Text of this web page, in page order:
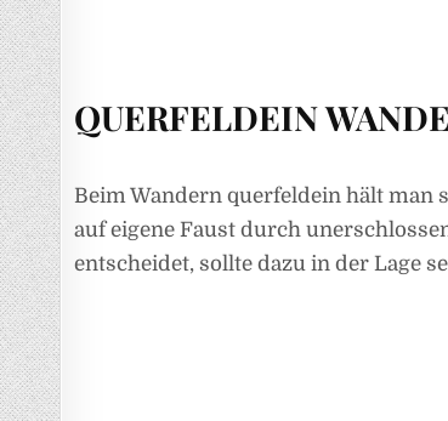
QUERFELDEIN
Beim Wandern querfeldein hält man
auf eigene Faust durch
entscheidet, sollte dazu in der Lage